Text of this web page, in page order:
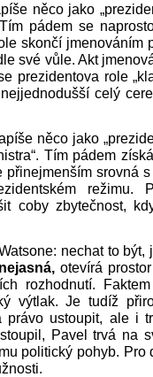
něco jako
pádem se
skončí jmenováním
své vůle. Akt
prezidentova role
celý
něco jako
Tím pádem
srovná
režimu.
coby zbytečnost,
nechat to být,
otevírá
rozhodnutí.
výtlak. Je tudíž
ustoupit, ale i
Pavel trvá na
politický pohyb. Pro